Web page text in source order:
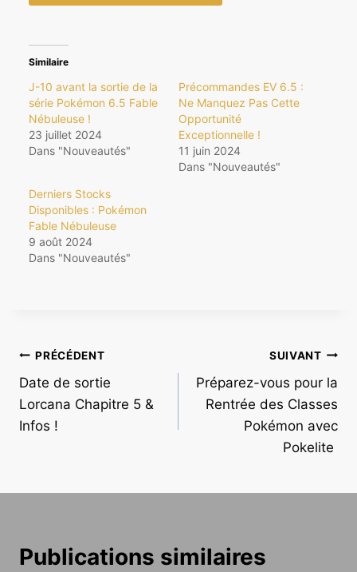
Similaire
J-10 avant la sortie de la
série Pokémon 6.5 Fable
Nébuleuse !
23 juillet 2024
Dans "Nouveautés"
Précommandes EV 6.5 :
Ne Manquez Pas Cette
Opportunité
Exceptionnelle !
11 juin 2024
Dans "Nouveautés"
Derniers Stocks
Disponibles : Pokémon
Fable Nébuleuse
9 août 2024
Dans "Nouveautés"
Navigation
de
l’article
PRÉCÉDENT
Date de sortie
Lorcana Chapitre 5 &
Infos !
SUIVANT
Préparez-vous pour la
Rentrée des Classes
Pokémon avec
Pokelite
Publications similaires